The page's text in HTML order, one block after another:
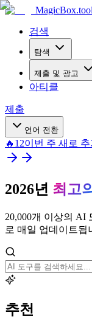
MagicBox
검색
탐색
제출 및 광고
아티클
제출
언어 전환
🔥 12이번 주 새로
2026년 최고
20,000개 이상의 AI
로 매일 업데이트됩
추천